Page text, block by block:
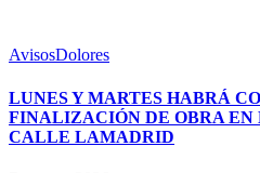
AvisosDolores
LUNES Y MARTES HABRÁ
FINALIZACIÓN DE OBRA EN
CALLE LAMADRID